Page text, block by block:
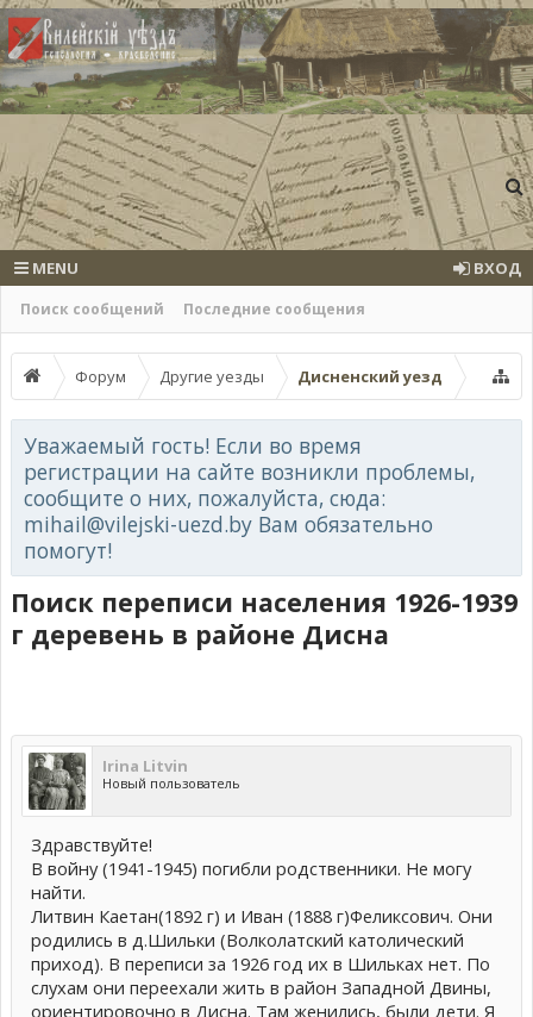
Поиск сообщений Последние сообщения
MENU ВХОД
Форум Другие уезды Дисненский уезд
Уважаемый гость! Если во время
регистрации на сайте возникли проблемы,
сообщите о них, пожалуйста, сюда:
mihail@vilejski-uezd.by Вам обязательно
помогут!
Поиск переписи населения 1926-1939
г деревень в районе Дисна
Irina Litvin
Новый пользователь
Здравствуйте!
В войну (1941-1945) погибли родственники. Не могу
найти.
Литвин Каетан(1892 г) и Иван (1888 г)Феликсович. Они
родились в д.Шильки (Волколатский католический
приход). В переписи за 1926 год их в Шильках нет. По
слухам они переехали жить в район Западной Двины,
ориентировочно в Дисна. Там женились, были дети. Я